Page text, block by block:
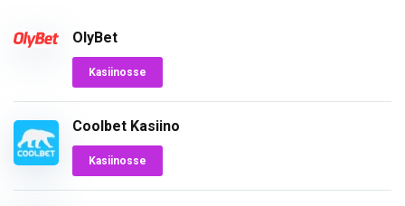
OlyBet
Kasiinosse
Coolbet Kasiino
Kasiinosse